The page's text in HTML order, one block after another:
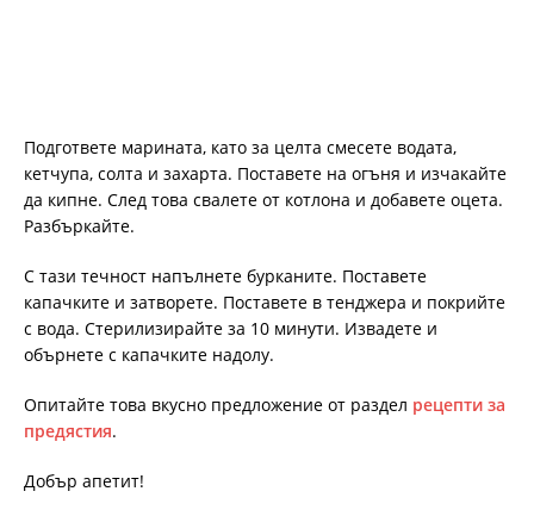
Подгответе марината, като за целта смесете водата,
кетчупа, солта и захарта. Поставете на огъня и изчакайте
да кипне. След това свалете от котлона и добавете оцета.
Разбъркайте.
С тази течност напълнете бурканите. Поставете
капачките и затворете. Поставете в тенджера и покрийте
с вода. Стерилизирайте за 10 минути. Извадете и
обърнете с капачките надолу.
Опитайте това вкусно предложение от раздел рецепти за
предястия.
Добър апетит!